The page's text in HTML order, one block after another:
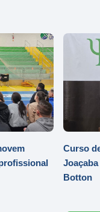
Curso
Botton